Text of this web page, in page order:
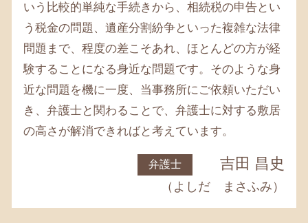
いう比較的単純な手続きから、相続税の申告とい
う税金の問題、遺産分割紛争といった複雑な法律
問題まで、程度の差こそあれ、ほとんどの方が経
験することになる身近な問題です。そのような身
近な問題を機に一度、当事務所にご依頼いただい
き、弁護士と関わることで、弁護士に対する敷居
の高さが解消できればと考えています。
弁護士 吉田 昌史
（よしだ まさふみ）